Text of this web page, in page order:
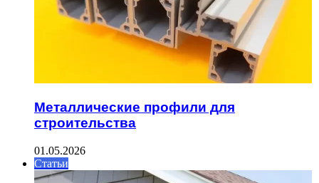
Металлические профили для
строительства
01.05.2026
Статьи